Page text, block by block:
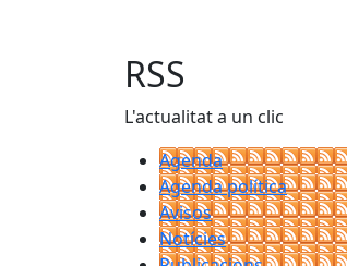
RSS
L'actualitat a un clic
Agenda
Agenda política
Avisos
Notícies